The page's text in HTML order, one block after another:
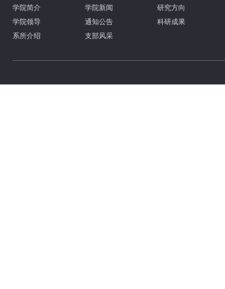
学院简介
学院领导
系所介绍
学院新闻
通知公告
支部风采
研究方向
科研成果